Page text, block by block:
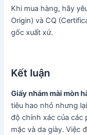
Khi mua hàng, hãy
Origin) và CQ
gốc xuất xứ.
Kết luận
Giấy nhám mài mòn
tiêu hao nhỏ nhưng
độ chính xác của
mặc và da giày. Việc